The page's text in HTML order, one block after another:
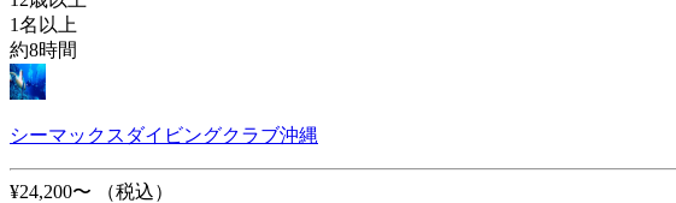
1名以上
約8時間
シーマックスダイビングクラブ沖縄
¥24,200〜
（税込）